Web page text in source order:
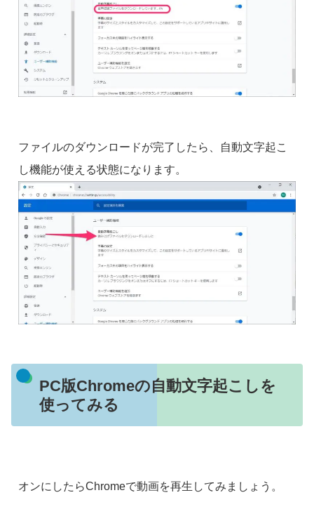
ファイルのダウンロードが完了したら、自動文字起こ
し機能が使える状態になります。
PC版Chromeの自動文字起こしを
使ってみる
オンにしたらChromeで動画を再生してみましょう。